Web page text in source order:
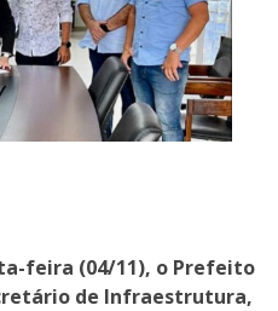
feira (04/11), o Prefeito
de Infraestrutura,